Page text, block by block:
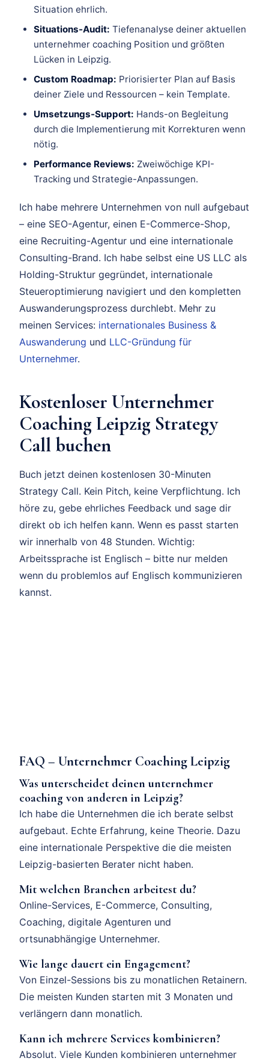
Situation ehrlich.
Situations-Audit: Tiefenanalyse deiner aktuellen
unternehmer coaching Position und größten
Lücken in Leipzig.
Custom Roadmap: Priorisierter Plan auf Basis
deiner Ziele und Ressourcen – kein Template.
Umsetzungs-Support: Hands-on Begleitung
durch die Implementierung mit Korrekturen wenn
nötig.
Performance Reviews: Zweiwöchige KPI-
Tracking und Strategie-Anpassungen.
Ich habe mehrere Unternehmen von null aufgebaut
– eine SEO-Agentur, einen E-Commerce-Shop,
eine Recruiting-Agentur und eine internationale
Consulting-Brand. Ich habe selbst eine US LLC als
Holding-Struktur gegründet, internationale
Steueroptimierung navigiert und den kompletten
Auswanderungsprozess durchlebt. Mehr zu
meinen Services: internationales Business &
Auswanderung und LLC-Gründung für
Unternehmer.
Kostenloser Unternehmer
Coaching Leipzig Strategy
Call buchen
Buch jetzt deinen kostenlosen 30-Minuten
Strategy Call. Kein Pitch, keine Verpflichtung. Ich
höre zu, gebe ehrliches Feedback und sage dir
direkt ob ich helfen kann. Wenn es passt starten
wir innerhalb von 48 Stunden. Wichtig:
Arbeitssprache ist Englisch – bitte nur melden
wenn du problemlos auf Englisch kommunizieren
kannst.
FAQ – Unternehmer Coaching Leipzig
Was unterscheidet deinen unternehmer
coaching von anderen in Leipzig?
Ich habe die Unternehmen die ich berate selbst
aufgebaut. Echte Erfahrung, keine Theorie. Dazu
eine internationale Perspektive die die meisten
Leipzig-basierten Berater nicht haben.
Mit welchen Branchen arbeitest du?
Online-Services, E-Commerce, Consulting,
Coaching, digitale Agenturen und
ortsunabhängige Unternehmer.
Wie lange dauert ein Engagement?
Von Einzel-Sessions bis zu monatlichen Retainern.
Die meisten Kunden starten mit 3 Monaten und
verlängern dann monatlich.
Kann ich mehrere Services kombinieren?
Absolut. Viele Kunden kombinieren unternehmer